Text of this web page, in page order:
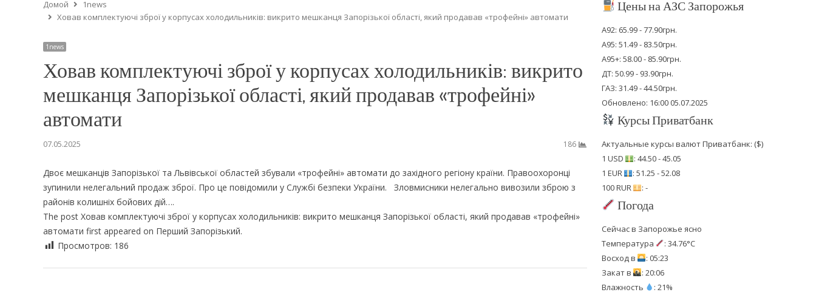
Домой
1news
Ховав комплектуючі зброї у корпусах холодильників: викрито мешканця Запорізької області, який продавав «трофейні» автомати
1news
Ховав комплектуючі зброї у корпусах холодильників: викрито
мешканця Запорізької області, який продавав «трофейні»
автомати
07.05.2025 186
Двоє мешканців Запорізької та Львівської областей збували «трофейні» автомати до західного регіону країни. Правоохоронці
зупинили нелегальний продаж зброї. Про це повідомили у Службі безпеки України. Зловмисники нелегально вивозили зброю з
районів колишніх бойових дій….
The post Ховав комплектуючі зброї у корпусах холодильників: викрито мешканця Запорізької області, який продавав «трофейні»
автомати first appeared on Перший Запорiзький.
Просмотров: 186
Цены на АЗС Запорожья
А92: 65.99 - 77.90грн.
А95: 51.49 - 83.50грн.
А95+: 58.00 - 85.90грн.
ДТ: 50.99 - 93.90грн.
ГАЗ: 31.49 - 44.50грн.
Обновлено: 16:00 05.07.2025
Курсы Приватбанк
Актуальные курсы валют Приватбанк: ($)
1 USD
: 44.50 - 45.05
1 EUR
: 51.25 - 52.08
100 RUR
: -
Погода
Сейчас в Запорожье ясно
Температура
: 34.76°C
Восход в
: 05:23
Закат в
: 20:06
Влажность
: 21%